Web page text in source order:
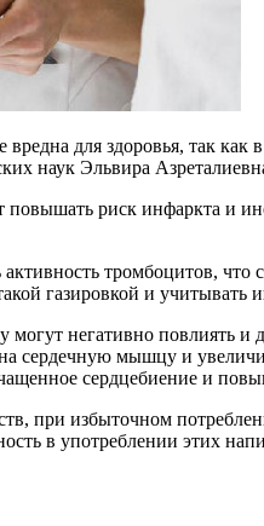
вредна для здоровья, так
наук Эльвира
риск инфаркта и
тромбоцитов,
газировкой и учитывать
негативно повлиять
на сердечную мышцу и
сердцебиение и
при избыточном
в употреблении этих